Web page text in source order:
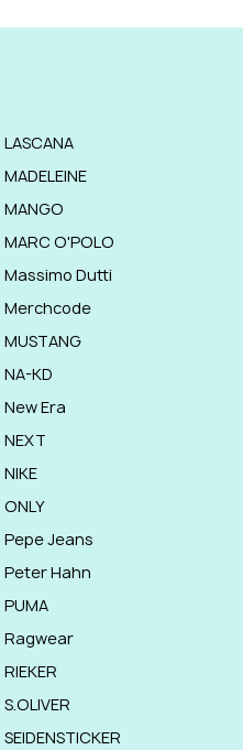
LASCANA
MADELEINE
MANGO
MARC O'POLO
Massimo Dutti
Merchcode
MUSTANG
NA-KD
New Era
NEXT
NIKE
ONLY
Pepe Jeans
Peter Hahn
PUMA
Ragwear
RIEKER
S.OLIVER
SEIDENSTICKER